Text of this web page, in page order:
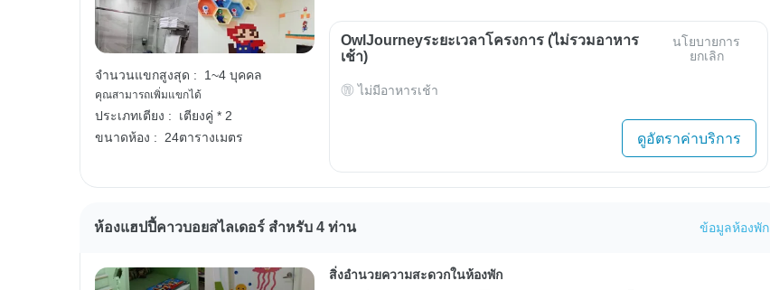
จำนวนแขกสูงสุด : 1~4 บุคคล
คุณสามารถเพิ่มแขกได้
ประเภทเตียง :
เตียงคู่ * 2
ขนาดห้อง :
24ตารางเมตร
OwlJourneyระยะเวลาโครงการ (ไม่รวมอาหาร
เช้า)
นโยบายการ
ยกเลิก
ไม่มีอาหารเช้า
ดูอัตราค่าบริการ
ห้องแฮปปี้คาวบอยสไลเดอร์ สำหรับ 4 ท่าน ข้อมูลห้องพัก
สิ่งอำนวยความสะดวกในห้องพัก